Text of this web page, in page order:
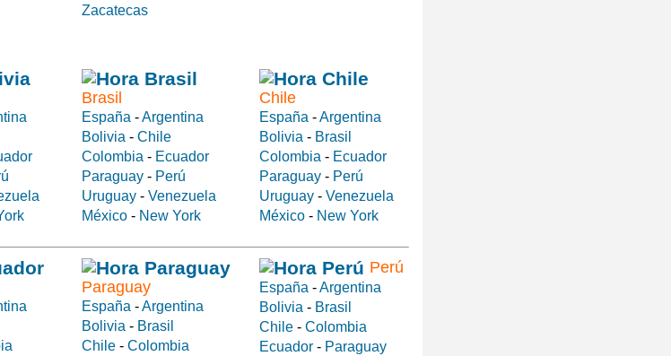
Zacatecas
Brasil
España -Argentina
Bolivia - Chile
Colombia - Ecuador
Paraguay - Perú
Uruguay - Venezuela
México - New York
Chile
España -Argentina
Bolivia - Brasil
Colombia - Ecuador
Paraguay- Perú
Uruguay- Venezuela
México- New York
Paraguay
España -Argentina
Bolivia - Brasil
Chile - Colombia
Perú
España -Argentina
Bolivia - Brasil
Chile- Colombia
Ecuador- Paraguay